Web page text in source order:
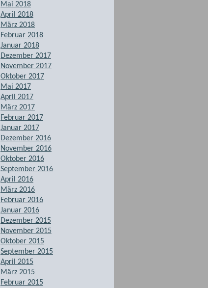
Mai 2018
April 2018
März 2018
Februar 2018
Januar 2018
Dezember 2017
November 2017
Oktober 2017
Mai 2017
April 2017
März 2017
Februar 2017
Januar 2017
Dezember 2016
November 2016
Oktober 2016
September 2016
April 2016
März 2016
Februar 2016
Januar 2016
Dezember 2015
November 2015
Oktober 2015
September 2015
April 2015
März 2015
Februar 2015